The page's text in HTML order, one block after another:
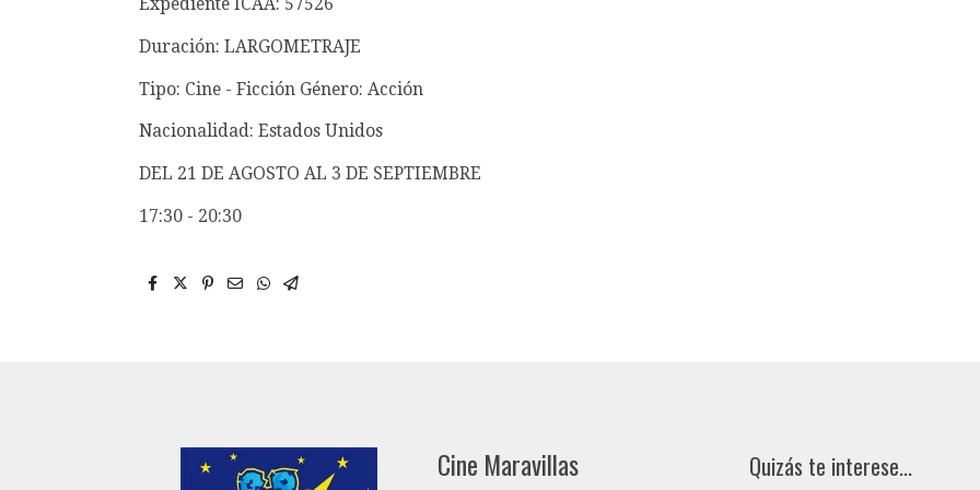
Duración: LARGOMETRAJE
Tipo: Cine - Ficción Género: Acción
Nacionalidad: Estados Unidos
DEL 21 DE AGOSTO AL 3 DE SEPTIEMBRE
17:30 - 20:30
Cine Maravillas Quizás te interese...